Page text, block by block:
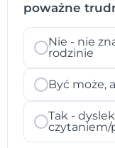
poważne
Nie - nie
rodzinie
Być może,
Tak -
czytaniem/